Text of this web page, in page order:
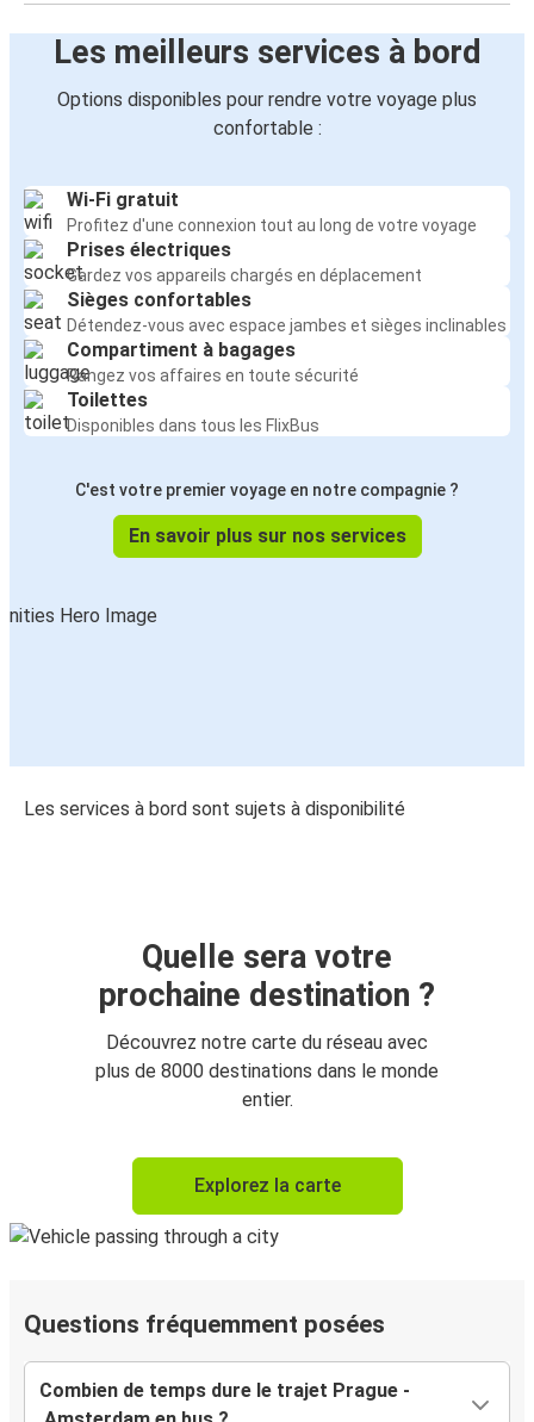
Les meilleurs services à bord
Options disponibles pour rendre votre voyage plus
confortable :
Wi-Fi gratuit
Profitez d'une connexion tout au long de votre voyage
Prises électriques
Gardez vos appareils chargés en déplacement
Sièges confortables
Détendez-vous avec espace jambes et sièges inclinables
Compartiment à bagages
Rangez vos affaires en toute sécurité
Toilettes
Disponibles dans tous les FlixBus
C'est votre premier voyage en notre compagnie ?
En savoir plus sur nos services
Les services à bord sont sujets à disponibilité
Quelle sera votre
prochaine destination ?
Découvrez notre carte du réseau avec
plus de 8000 destinations dans le monde
entier.
Explorez la carte
Questions fréquemment posées
Combien de temps dure le trajet Prague -